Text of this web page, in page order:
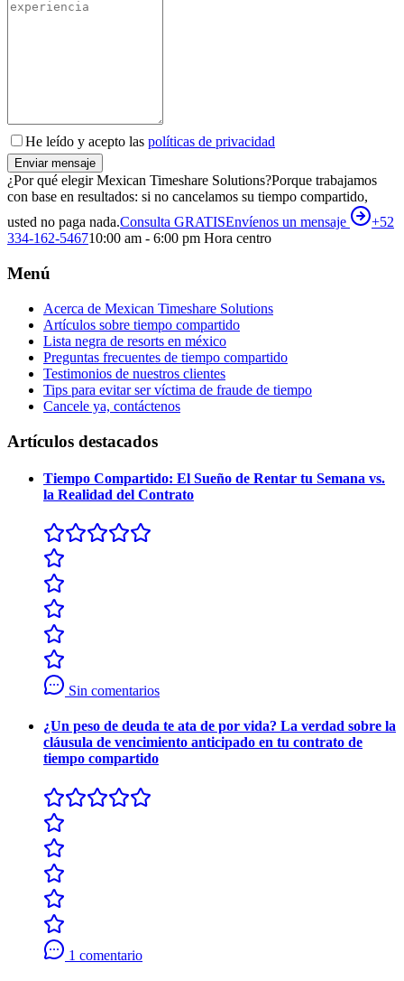
He leído y acepto las políticas de privacidad
Enviar mensaje
¿Por qué elegir Mexican Timeshare Solutions?Porque trabajamos
con base en resultados: si no cancelamos su tiempo compartido,
usted no paga nada.Consulta GRATISEnvíenos un mensaje
+52
334-162-546710:00 am - 6:00 pm Hora centro
Menú
Acerca de Mexican Timeshare Solutions
Artículos sobre tiempo compartido
Lista negra de resorts en méxico
Preguntas frecuentes de tiempo compartido
Testimonios de nuestros clientes
Tips para evitar ser víctima de fraude de tiempo
Cancele ya, contáctenos
Artículos destacados
Tiempo Compartido: El Sueño de Rentar tu Semana vs.
la Realidad del Contrato
Sin comentarios
¿Un peso de deuda te ata de por vida? La verdad sobre la
cláusula de vencimiento anticipado en tu contrato de
tiempo compartido
1 comentario